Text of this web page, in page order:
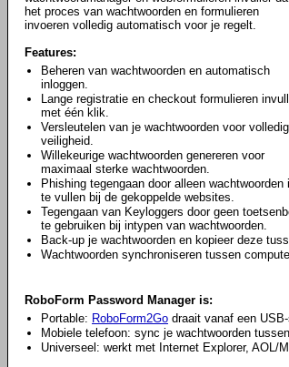
het proces van wachtwoorden en formulieren
invoeren volledig automatisch voor je regelt.
Features:
Beheren van wachtwoorden en automatisch
inloggen.
Lange registratie en checkout formulieren
met één klik.
Versleutelen van je wachtwoorden voor
veiligheid.
Willekeurige wachtwoorden genereren voor
maximaal sterke wachtwoorden.
Phishing tegengaan door alleen wachtwoorden
te vullen bij de gekoppelde websites.
Tegengaan van Keyloggers door geen
te gebruiken bij intypen van wachtwoorden.
Back-up je wachtwoorden en kopieer deze
Wachtwoorden synchroniseren tussen
RoboForm Password Manager is:
Portable: RoboForm2Go draait vanaf een
Mobiele telefoon: sync je wachtwoorden
Universeel: werkt met Internet Explorer, AOL/